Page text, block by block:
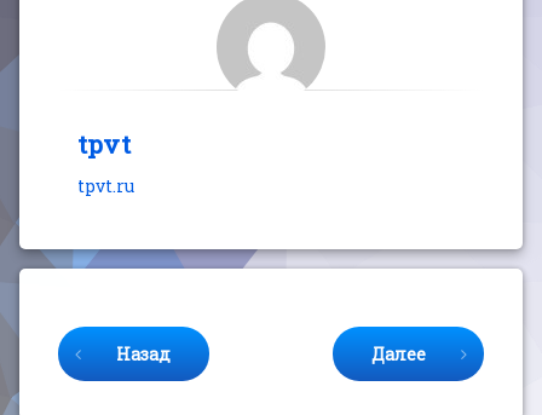
tpvt
tpvt.ru
Продолжайте читать
Назад Далее